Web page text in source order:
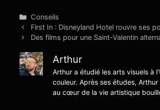
Catégories
Conseils
First In : Disneyland Hotel rouvre ses
Des films pour une Saint-Valentin
Arthur
Arthur a étudié les arts visuels à
couleur. Après ses études,
au cœur de la vie artistique